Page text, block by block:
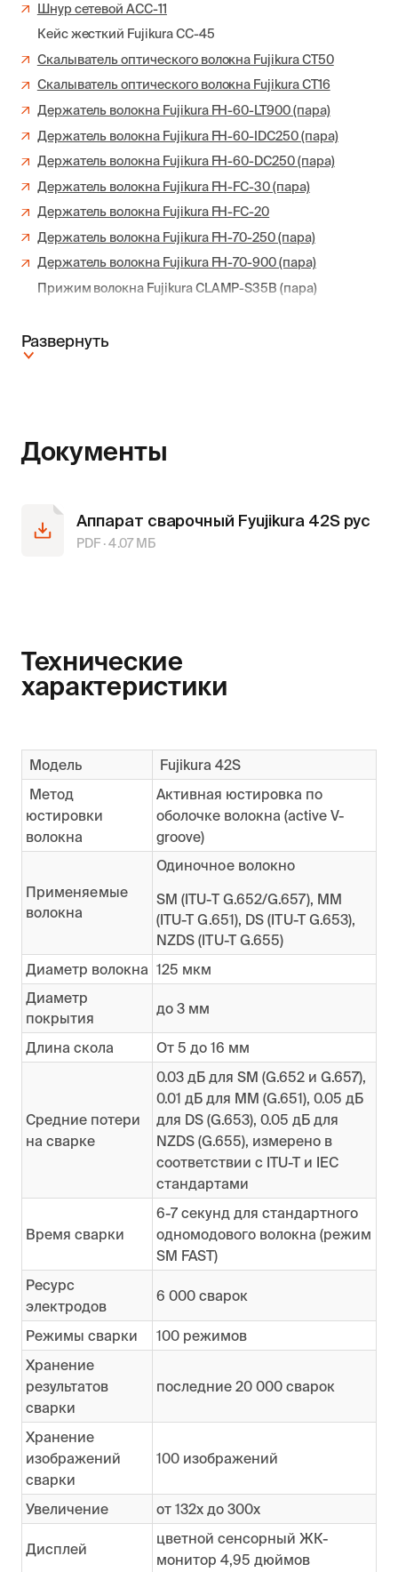
Шнур сетевой ACC-11
Кейс жесткий Fujikura CC-45
Скалыватель оптического волокна Fujikura CT50
Скалыватель оптического волокна Fujikura CT16
Держатель волокна Fujikura FH-60-LT900 (пара)
Держатель волокна Fujikura FH-60-IDC250 (пара)
Держатель волокна Fujikura FH-60-DC250 (пара)
Держатель волокна Fujikura FH-FC-30 (пара)
Держатель волокна Fujikura FH-FC-20
Держатель волокна Fujikura FH-70-250 (пара)
Держатель волокна Fujikura FH-70-900 (пара)
Прижим волокна Fujikura CLAMP-S35B (пара)
Развернуть
Документы
Аппарат сварочный Fyujikura 42S рус
PDF ·4.07МБ
Технические
характеристики
Модель
Fujikura 42S
Метод
юстировки
волокна
Активная юстировка по
оболочке волокна (active V-
groove)
Применяемые
волокна
Одиночное волокно
SM (ITU-T G.652/G.657), MM
(ITU-T G.651), DS (ITU-T G.653),
NZDS (ITU-T G.655)
Диаметр волокна 125 мкм
Диаметр
покрытия
до 3 мм
Длина скола От 5 до 16 мм
Средние потери
на сварке
0.03 дБ для SM (G.652 и G.657),
0.01 дБ для MM (G.651), 0.05 дБ
для DS (G.653), 0.05 дБ для
NZDS (G.655), измерено в
соответствии с ITU-T и IEC
стандартами
Время сварки
6-7 секунд для стандартного
одномодового волокна (режим
SM FAST)
Ресурс
электродов
6 000 сварок
Режимы сварки
100 режимов
Хранение
результатов
сварки
последние 20 000 сварок
Хранение
изображений
сварки
100 изображений
Увеличение от 132х до 300х
Дисплей
цветной сенсорный ЖК-
монитор 4,95 дюймов